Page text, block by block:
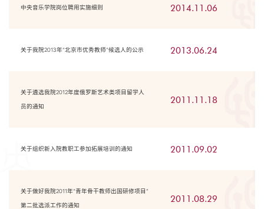
中央音乐学院岗位聘用实施细则 2014.11.06
关于我院2013年“北京市优秀教师”候选人的公示 2013.06.24
关于遴选我院2012年度俄罗斯艺术类项目留学人
员的通知
2011.11.18
关于组织新入院教职工参加拓展培训的通知 2011.09.02
关于做好我院2011年“青年骨干教师出国研修项目”
第二批选派工作的通知
2011.08.29